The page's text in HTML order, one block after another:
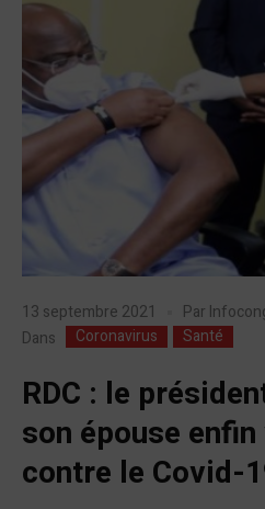
13 septembre 2021 Par
Dans
Coronavirus Santé
RDC : le
son épouse
contre le Covid-